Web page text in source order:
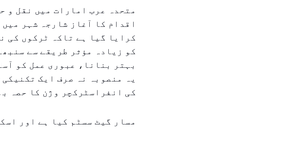
متحدہ عرب امارات میں نقل و
اقدام کا آغاز شارجہ شہر
کرایا گیا ہے تاکہ ٹرکوں کی
کو زیادہ مؤثر طریقے سے
بہتر بنانا، عبوری عمل کو
یہ منصوبہ نہ صرف ایک
کی انفراسٹرکچر وژن کا حصہ
مسار گیٹ سسٹم کیا ہے اور